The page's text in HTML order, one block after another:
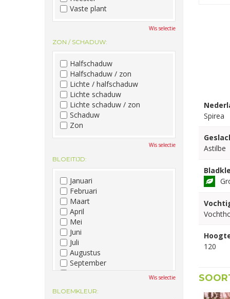
Spirea
Astilbe
120
Vaste plant
Wis selectie
ZON / SCHADUW:
Halfschaduw
Halfschaduw / zon
Lichte / halfschaduw
Lichte schaduw
Lichte schaduw / zon
Schaduw
Zon
Wis selectie
BLOEITIJD:
Januari
Februari
Maart
April
Mei
Juni
Juli
Augustus
September
December
Wis selectie
BLOEMKLEUR: